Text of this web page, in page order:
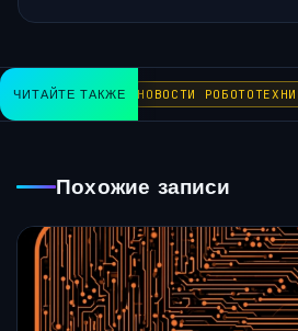
ЧИТАЙТЕ ТАКЖЕНОВОСТИ РОБОТОТЕХНИКИ
Похожие записи